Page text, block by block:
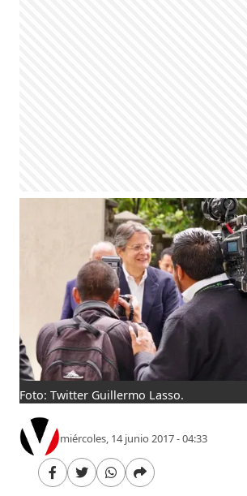
Foto: Twitter Guillermo Lasso.
miércoles, 14 junio 2017 - 04:33